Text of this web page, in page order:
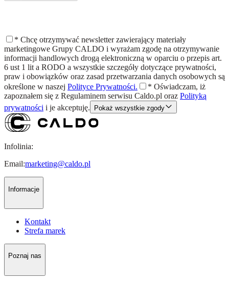
* Chcę otrzymywać newsletter zawierający materiały
marketingowe Grupy CALDO i wyrażam zgodę na otrzymywanie
informacji handlowych drogą elektroniczną w oparciu o przepis art.
6 ust 1 lit a RODO a wszystkie szczegóły dotyczące prywatności,
praw i obowiązków oraz zasad przetwarzania danych osobowych są
określone w naszej Polityce Prywatności. * Oświadczam, iż
zapoznałem się z Regulaminem serwisu Caldo.pl oraz Polityką
prywatności i je akceptuję. Pokaż wszystkie zgody
Infolinia:
Email:marketing@caldo.pl
Informacje
Kontakt
Strefa marek
Poznaj nas